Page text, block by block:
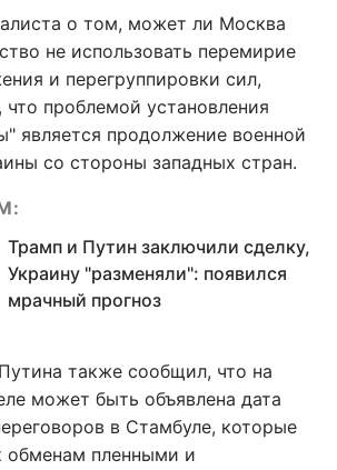
о том, может ли Москва
не использовать перемирие
и перегруппировки сил,
что проблемой установления
является продолжение военной
со стороны западных стран.
Трамп и Путин заключили сделку,
Украину "разменяли": появился
мрачный прогноз
также сообщил, что на
может быть объявлена дата
в Стамбуле, которые
обменам пленными и